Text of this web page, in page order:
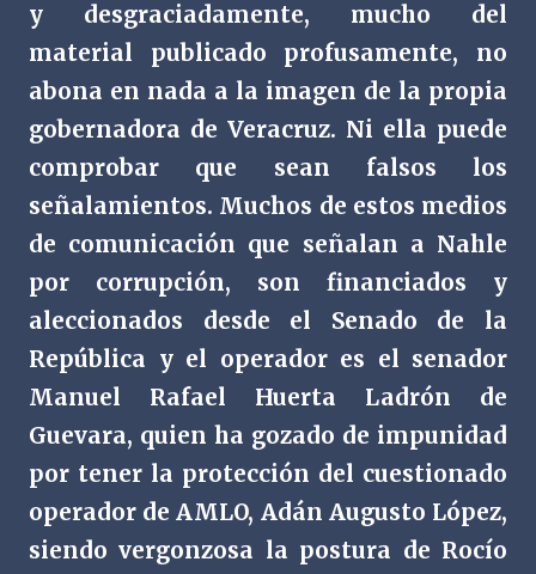
y desgraciadamente, mucho del
material publicado profusamente, no
abona en nada a la imagen de la propia
gobernadora de Veracruz. Ni ella puede
comprobar que sean falsos los
señalamientos. Muchos de estos medios
de comunicación que señalan a Nahle
por corrupción, son financiados y
aleccionados desde el Senado de la
República y el operador es el senador
Manuel Rafael Huerta Ladrón de
Guevara, quien ha gozado de impunidad
por tener la protección del cuestionado
operador de AMLO, Adán Augusto López,
siendo vergonzosa la postura de Rocío